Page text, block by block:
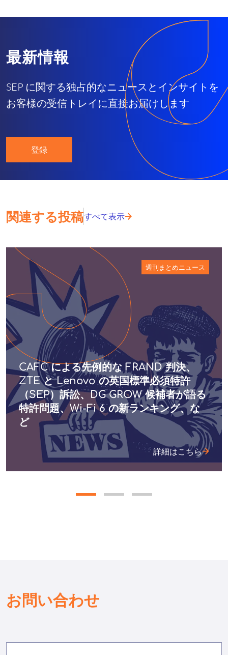
最新情報
SEP に関する独占的なニュースとインサイトを
お客様の受信トレイに直接お届けします
登録
関連する投稿すべて表示
週刊まとめニュース
CAFC による先例的な FRAND 判決、
ZTE と Lenovo の英国標準必須特許
（SEP）訴訟、DG GROW 候補者が語る
特許問題、Wi-Fi 6 の新ランキング、な
ど
詳細はこちら
お問い合わせ